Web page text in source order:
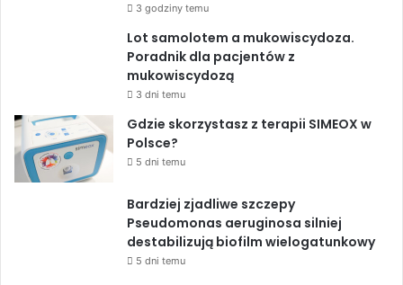
3 godziny temu
Lot samolotem a mukowiscydoza.
Poradnik dla pacjentów z
mukowiscydozą
3 dni temu
Gdzie skorzystasz z terapii SIMEOX w
Polsce?
5 dni temu
Bardziej zjadliwe szczepy
Pseudomonas aeruginosa silniej
destabilizują biofilm wielogatunkowy
5 dni temu